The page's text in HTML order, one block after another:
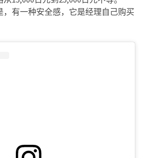
有一种安全感，它是经理自己购买